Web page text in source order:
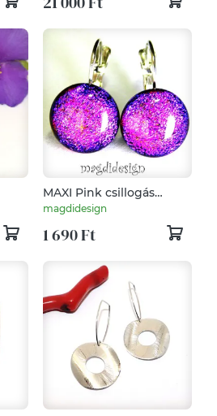
MAXI Pink csillogás
üvegékszer kapcsos
fülbevaló
magdidesign
1 690 Ft